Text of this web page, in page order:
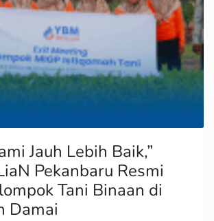
Jauh Lebih Baik,”
Pekanbaru Resmi
Tani Binaan di
Damai